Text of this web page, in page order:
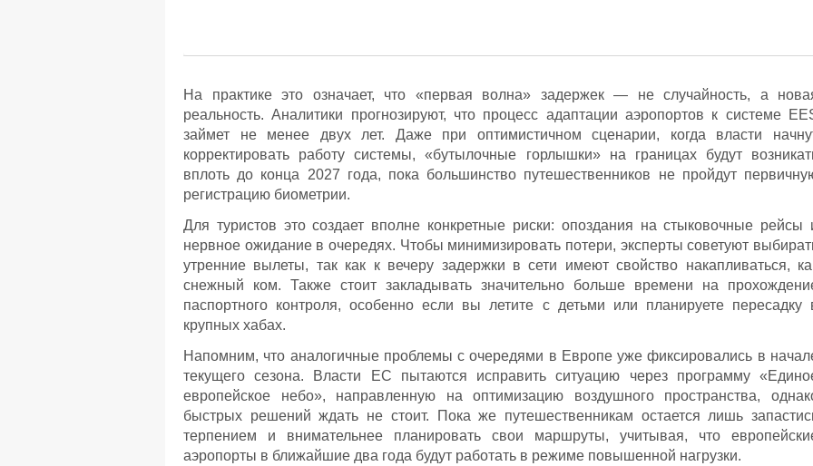
На практике это означает, что «первая волна» задержек — не случайность, а
реальность. Аналитики прогнозируют, что процесс адаптации аэропортов к системе
займет не менее двух лет. Даже при оптимистичном сценарии, когда власти
корректировать работу системы, «бутылочные горлышки» на границах будут
вплоть до конца 2027 года, пока большинство путешественников не пройдут
регистрацию биометрии.
Для туристов это создает вполне конкретные риски: опоздания на стыковочные рейсы
нервное ожидание в очередях. Чтобы минимизировать потери, эксперты советуют
утренние вылеты, так как к вечеру задержки в сети имеют свойство накапливаться,
снежный ком. Также стоит закладывать значительно больше времени на
паспортного контроля, особенно если вы летите с детьми или планируете пересадку
крупных хабах.
Напомним, что аналогичные проблемы с очередями в Европе уже фиксировались в
текущего сезона. Власти ЕС пытаются исправить ситуацию через программу
европейское небо», направленную на оптимизацию воздушного пространства,
быстрых решений ждать не стоит. Пока же путешественникам остается лишь
терпением и внимательнее планировать свои маршруты, учитывая, что
аэропорты в ближайшие два года будут работать в режиме повышенной нагрузки.